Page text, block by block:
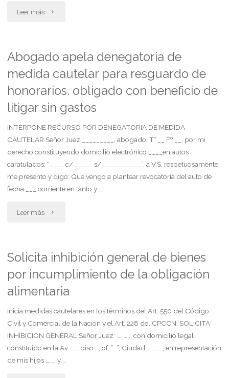
desconocidos.
daño
punitivo"
Leer más "Demanda
alimentos
contra
el
progenitor
reside
en
extranjero"
Abogado apela denegatoria de
medida cautelar para resguardo de
honorarios. obligado con beneficio de
litigar sin gastos
INTERPONE RECURSO POR DENEGATORIA DE MEDIDA
CAUTELAR Señor Juez _________, abogado, T° __ Fº __, por mi
derecho constituyendo domicilio electrónico ____en autos
caratulados: “____ c/ _____ s/ __________.”, a V.S. respetuosamente
me presento y digo: Que vengo a plantear revocatoria del auto de
fecha ___ corriente en tanto y …
Leer más "Abogado
denegatoria
de
medida
cautelar
para
Solicita inhibición general de bienes
por incumplimiento de la obligación
alimentaria
Inicia medidas cautelares en los términos del Art. 550 del Código
Civil y Comercial de la Nación y el Art. 228 del CPCCN. SOLICITA
INHIBICIÓN GENERAL Señor Juez: ……….., con domicilio legal
constituido en la Av. ….., piso …, of. “…”, Ciudad …………., en representación
de mis hijos …….. y …